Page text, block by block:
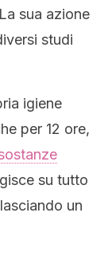
sua azione
studi
igiene
per 12 ore,
su tutto
un